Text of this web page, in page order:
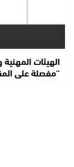
الهيئات
“مفصلة على